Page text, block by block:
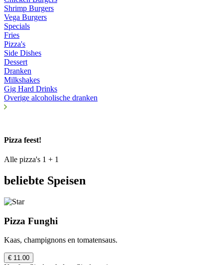
Shrimp Burgers
Vega Burgers
Specials
Fries
Pizza's
Side Dishes
Dessert
Dranken
Milkshakes
Gig Hard Drinks
Overige alcoholische dranken
Pizza feest!
Alle pizza's 1 + 1
beliebte Speisen
Pizza Funghi
Kaas, champignons en tomatensaus.
€ 11.00